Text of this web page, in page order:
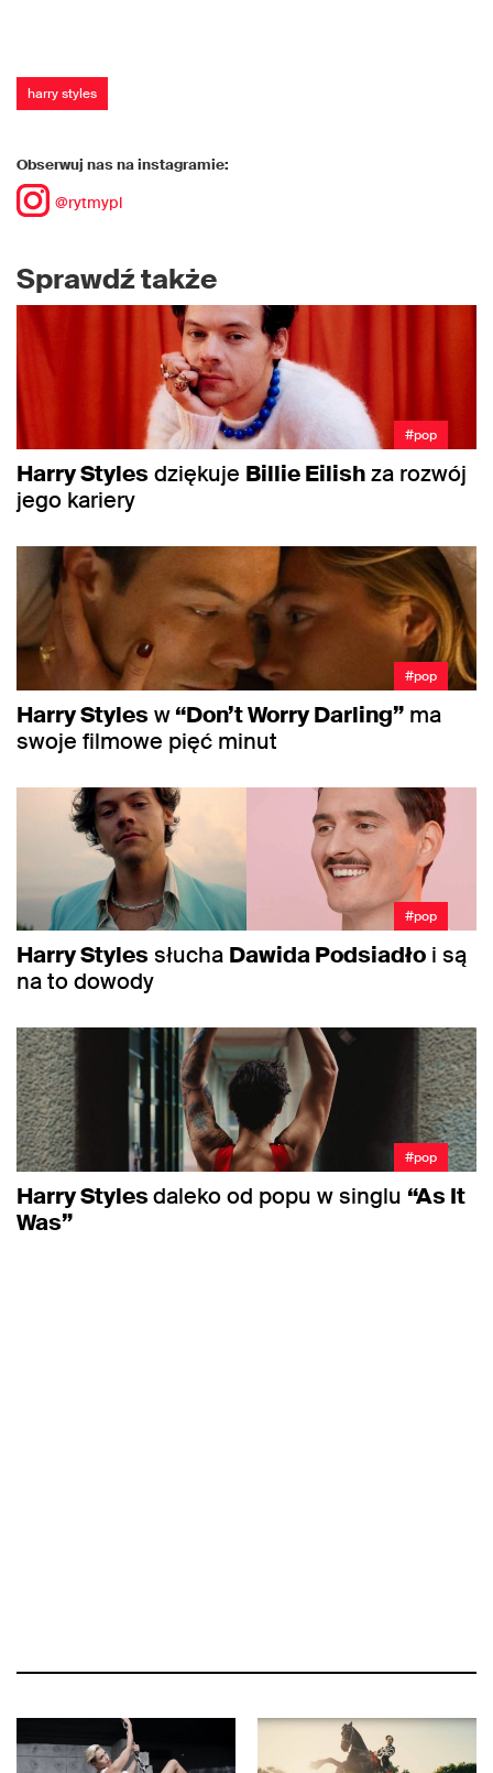
harry styles
Obserwuj nas na instagramie:
@rytmypl
Sprawdź także
#pop
Harry Styles dziękuje Billie Eilishza rozwój
jego kariery
#pop
Harry Styles w“Don’t Worry Darling” ma
swoje filmowe pięć minut
#pop
Harry Styles słucha Dawida Podsiadło i są
na to dowody
#pop
Harry Stylesdaleko od popu w singlu “As It
Was”